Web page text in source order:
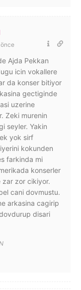
önce
Ajda Pekkan
icin vokallere
da konser bitiyor
gectiginde
uzerine
Zeki murenin
seyler. Yakin
yok sirf
kokunden
farkinda mi
konserler
zor cikiyor.
cani dovmustu.
arkasina cagirip
disari